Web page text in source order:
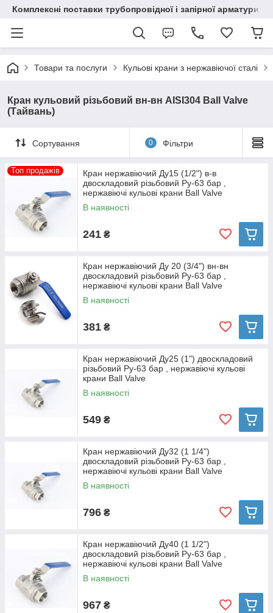
Комплексні поставки трубопровідної і запірної арматури
Товари та послуги Кульові крани з нержавіючої сталі
Кран кульовий різьбовий вн-вн AISI304 Ball Valve
(Тайвань)
Сортування 0 Фільтри
Топ продажів
Кран нержавіючий Ду15 (1/2") в-в
двоскладовий різьбовий Ру-63 бар ,
нержавіючі кульові крани Ball Valve
В наявності
241 ₴
Кран нержавіючий Ду 20 (3/4") вн-вн
двоскладовий різьбовий Ру-63 бар ,
нержавіючі кульові крани Ball Valve
В наявності
381 ₴
Кран нержавіючий Ду25 (1") двоскладовий
різьбовий Ру-63 бар , нержавіючі кульові
крани Ball Valve
В наявності
549 ₴
Кран нержавіючий Ду32 (1 1/4")
двоскладовий різьбовий Ру-63 бар ,
нержавіючі кульові крани Ball Valve
В наявності
796 ₴
Кран нержавіючий Ду40 (1 1/2")
двоскладовий різьбовий Ру-63 бар ,
нержавіючі кульові крани Ball Valve
В наявності
967 ₴